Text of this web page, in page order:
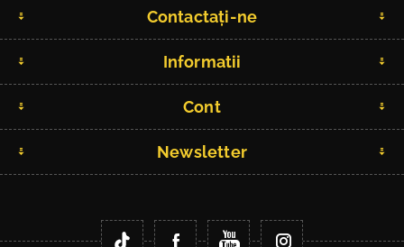
Contactați-ne
Informatii
Cont
Newsletter